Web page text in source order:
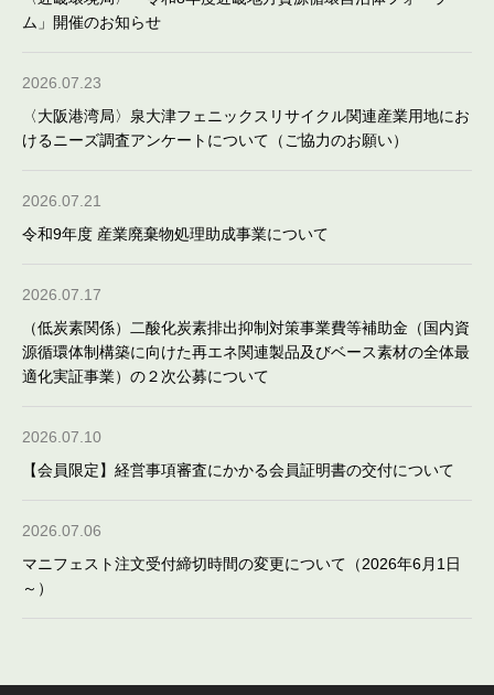
ム」開催のお知らせ
2026.07.23
〈大阪港湾局〉泉大津フェニックスリサイクル関連産業用地にお
けるニーズ調査アンケートについて（ご協力のお願い）
2026.07.21
令和9年度 産業廃棄物処理助成事業について
2026.07.17
（低炭素関係）二酸化炭素排出抑制対策事業費等補助金（国内資
源循環体制構築に向けた再エネ関連製品及びベース素材の全体最
適化実証事業）の２次公募について
2026.07.10
【会員限定】経営事項審査にかかる会員証明書の交付について
2026.07.06
マニフェスト注文受付締切時間の変更について（2026年6月1日
～）